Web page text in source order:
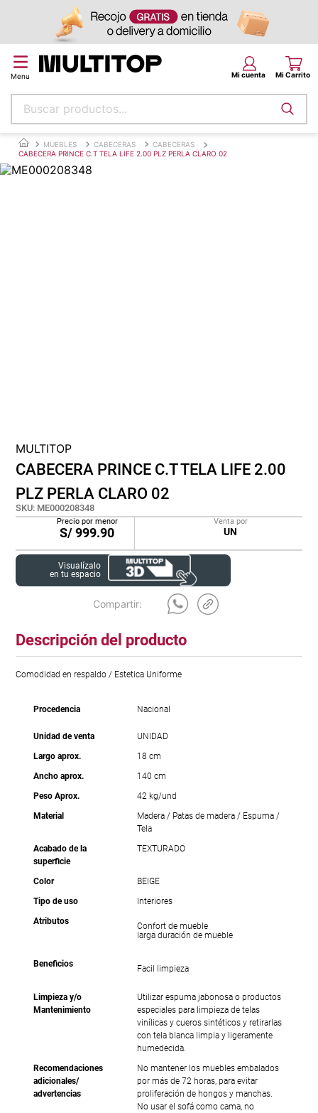
Buscar productos...
MUEBLES CABECERAS
CABECERAS
CABECERA PRINCE C.T TELA LIFE 2.00 PLZ PERLA CLARO 02
MULTITOP
CABECERA PRINCE C.T TELA LIFE 2.00
PLZ PERLA CLARO 02
SKU: ME000208348
Precio por menor
S/999.90
Venta por
UN
Visualízalo
en tu espacio
Descripción del producto
Comodidad en respaldo / Estetica Uniforme
Procedencia Nacional
Unidad de venta
UNIDAD
Largo aprox.
18 cm
Ancho aprox.
140 cm
Peso Aprox.
42 kg/und
Material
Madera / Patas de madera / Espuma /
Tela
Acabado de la
superficie
TEXTURADO
Color
BEIGE
Tipo de uso
Interiores
Atributos
Confort de mueble
larga duración de mueble
Beneficios Facil limpieza
Limpieza y/o
Mantenimiento
Utilizar espuma jabonosa o productos
especiales para limpieza de telas
vinílicas y cueros sintéticos y retirarlas
con tela blanca limpia y ligeramente
humedecida.
Recomendaciones
adicionales/
advertencias
No mantener los muebles embalados
por más de 72 horas, para evitar
proliferación de hongos y manchas.
No usar el sofá como cama, no
Términos más buscados
papel tapiz